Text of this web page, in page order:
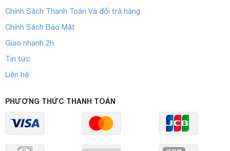
Chính Sách Thanh Toán Và đổi trả hàng
Chính Sách Bảo Mật
Giao nhanh 2h
Tin tức
Liên hệ
PHƯƠNG THỨC THANH TOÁN